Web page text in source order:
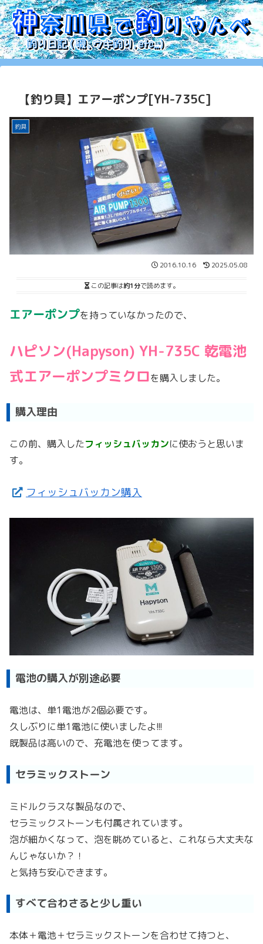
【釣り具】エアーポンプ[YH-735C]
釣具
2016.10.16 2025.05.08
この記事は約1分で読めます。
エアーポンプを持っていなかったので、
ハピソン(Hapyson) YH-735C 乾電池
式エアーポンプミクロを購入しました。
購入理由
この前、購入したフィッシュバッカンに使おうと思いま
す。
フィッシュバッカン購入
電池の購入が別途必要
電池は、単1電池が2個必要です。
久しぶりに単1電池に使いましたよ!!!
既製品は高いので、充電池を使ってます。
セラミックストーン
ミドルクラスな製品なので、
セラミックストーンも付属されています。
泡が細かくなって、泡を眺めていると、これなら大丈夫な
んじゃないか？！
と気持ち安心できます。
すべて合わさると少し重い
本体＋電池＋セラミックストーンを合わせて持つと、